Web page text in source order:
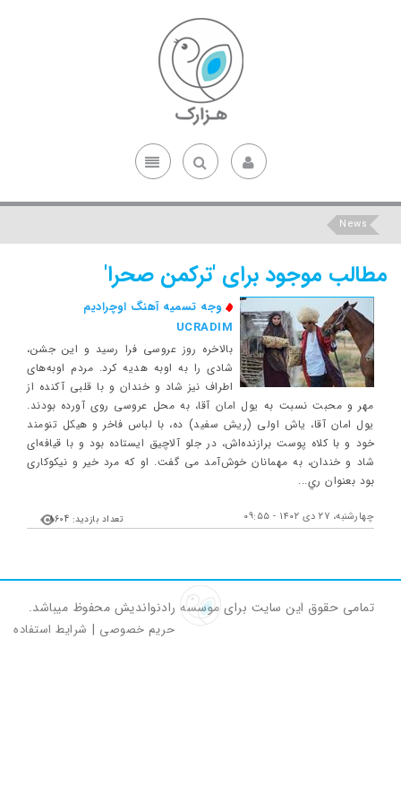
News
مطالب موجود برای 'تركمن صحرا'
وجه تسمیه آهنگ اوچراديم
UCRADIM
بالاخره روز عروسی فرا رسيد و اين جشن،
شادی را به اوبه هديه كرد. مردم اوبه‌های
اطراف نيز شاد و خندان و با قلبی آكنده از
مهر و محبت نسبت به يول امان آقا، به محل عروسی روی آورده بودند.
يول امان آقا، ياش‌ اولی (ريش سفيد) ده، با لباس فاخر و هيكل تنومند
خود و با كلاه پوست برازنده‌اش، در جلو آلاچيق ايستاده بود و با قيافه‌ای
شاد و خندان، به مهمانان خوش‌آمد می گفت. او كه مرد خير و نيكوكاری
بود بعنوان ري...
چهارشنبه، ۲۷ دی ۱۴۰۲ - ۰۹:۵۵ تعداد بازدید: 8604
تمامی حقوق این سایت برای موسسه رادنواندیش محفوظ میباشد.
حریم خصوصی | شرایط استفاده